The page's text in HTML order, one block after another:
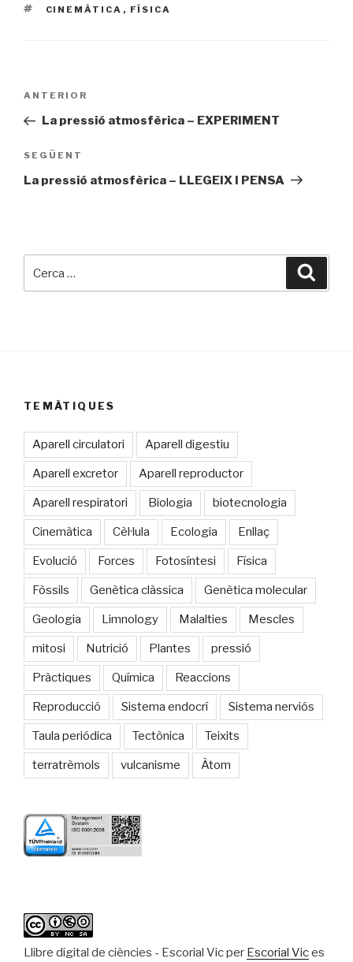
ETIQUETES
CINEMÀTICA , FÍSICA
Navegació
Entrada
prèvia
ANTERIOR
La pressió atmosfèrica – EXPERIMENT
Entrada
següent
SEGÜENT
La pressió atmosfèrica – LLEGEIX I PENSA
TEMÀTIQUES
Aparell circulatori Aparell digestiu
Aparell excretor Aparell reproductor
Aparell respiratori Biologia biotecnologia
Cinemàtica Cèl·lula Ecologia Enllaç
Evolució Forces Fotosíntesi Física
Fòssils Genètica clàssica Genètica molecular
Geologia Limnology Malalties Mescles
mitosi Nutrició Plantes pressió
Pràctiques Química Reaccions
Reproducció Sistema endocrí Sistema nerviós
Taula periódica Tectònica Teixits
terratrèmols vulcanisme Àtom
Llibre digital de ciències - Escorial Vicper Escorial Vices